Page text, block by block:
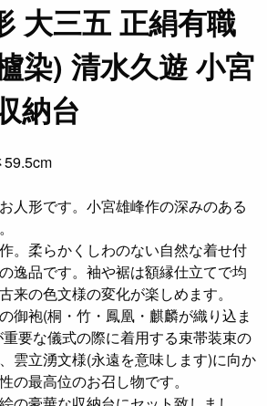
大三五 正絹有職
染) 清水久遊 小宮
納台
人形です。小宮雄峰作の深みのある
。柔らかくしわのない自然な着せ付
逸品です。袖や裾は額縁仕立てで均
来の色文様の変化が楽しめます。
御袍(桐・竹・鳳凰・麒麟が織り込ま
要な儀式の際に着用する束帯装束の
雲立湧文様(永遠を意味します)に向か
の最高位のお召し物です。